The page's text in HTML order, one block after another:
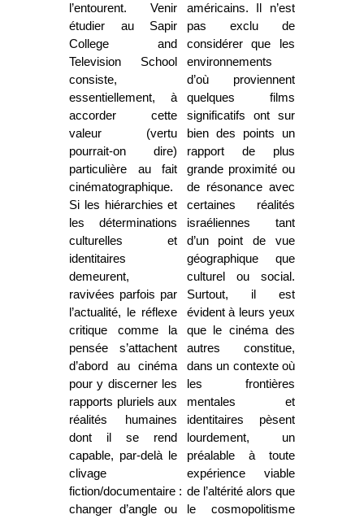
l’entourent. Venir
étudier au Sapir
College and
Television School
consiste,
essentiellement, à
accorder cette
valeur (vertu
pourrait-on dire)
particulière au fait
cinématographique.
Si les hiérarchies et
les déterminations
culturelles et
identitaires
demeurent,
ravivées parfois par
l’actualité, le réflexe
critique comme la
pensée s’attachent
d’abord au cinéma
pour y discerner les
rapports pluriels aux
réalités humaines
dont il se rend
capable, par-delà le
clivage
fiction/documentaire :
changer d’angle ou
américains. Il n’est
pas exclu de
considérer que les
environnements
d’où proviennent
quelques films
significatifs ont sur
bien des points un
rapport de plus
grande proximité ou
de résonance avec
certaines réalités
israéliennes tant
d’un point de vue
géographique que
culturel ou social.
Surtout, il est
évident à leurs yeux
que le cinéma des
autres constitue,
dans un contexte où
les frontières
mentales et
identitaires pèsent
lourdement, un
préalable à toute
expérience viable
de l’altérité alors que
le cosmopolitisme